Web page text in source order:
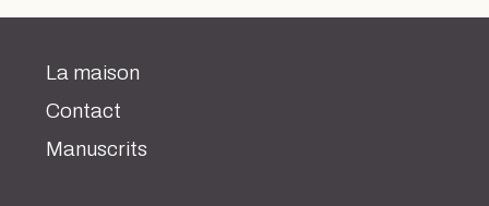
La maison
Contact
Manuscrits